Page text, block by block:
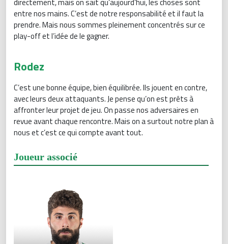
entre nos mains. C’est de notre responsabilité et il faut la
prendre. Mais nous sommes pleinement concentrés sur ce
play-off et l’idée de le gagner.
Rodez
C’est une bonne équipe, bien équilibrée. Ils jouent en contre,
avec leurs deux attaquants. Je pense qu’on est prêts à
affronter leur projet de jeu. On passe nos adversaires en
revue avant chaque rencontre. Mais on a surtout notre plan à
nous et c’est ce qui compte avant tout.
Joueur associé